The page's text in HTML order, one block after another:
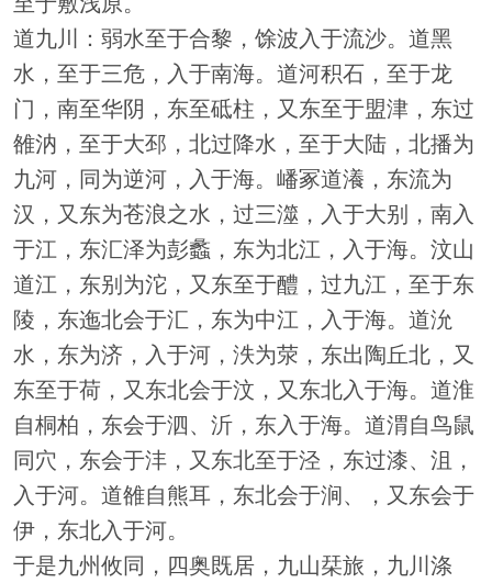
道九川：弱水至于合黎，馀波入于流沙。道黑
水，至于三危，入于南海。道河积石，至于龙
门，南至华阴，东至砥柱，又东至于盟津，东过
雒汭，至于大邳，北过降水，至于大陆，北播为
九河，同为逆河，入于海。嶓冢道瀁，东流为
汉，又东为苍浪之水，过三澨，入于大别，南入
于江，东汇泽为彭蠡，东为北江，入于海。汶山
道江，东别为沱，又东至于醴，过九江，至于东
陵，东迤北会于汇，东为中江，入于海。道沇
水，东为济，入于河，泆为荥，东出陶丘北，又
东至于荷，又东北会于汶，又东北入于海。道淮
自桐柏，东会于泗、沂，东入于海。道渭自鸟鼠
同穴，东会于沣，又东北至于泾，东过漆、沮，
入于河。道雒自熊耳，东北会于涧、，又东会于
伊，东北入于河。
于是九州攸同，四奥既居，九山栞旅，九川涤